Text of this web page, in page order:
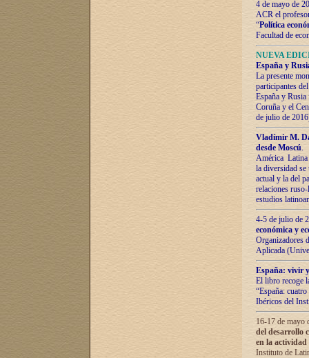
4 de mayo de
ACR el
“Política
Facultad de
NUEVA
España y
La presente
participantes
España y
Coruña y el
de julio de
Vladímir М.
desde Moscú.
América Latina
la diversidad
actual у lа del
relaciones
estudios
4-5 de julio de
económica y
Organizadores
Aplicada
España: vivir
El libro recoge
“España:
Ibéricos del
16-17 de mayo
del desarrollo
en la
Instituto de